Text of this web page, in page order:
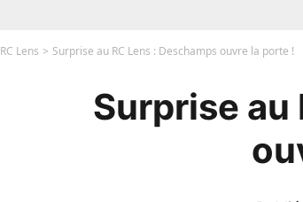
RC Lens Surprise au RC Lens : Deschamps ouvre la porte !
Surprise au